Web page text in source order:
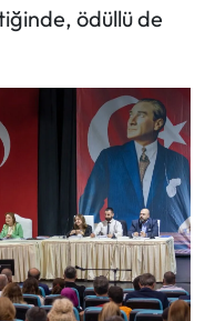
ödüllü de